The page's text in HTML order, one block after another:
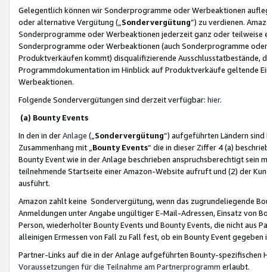
Gelegentlich können wir Sonderprogramme oder Werbeaktionen
oder alternative Vergütung („ Sondervergütung”) zu verdienen.
Sonderprogramme oder Werbeaktionen jederzeit ganz oder
Sonderprogramme oder Werbeaktionen (auch Sonderprogramme
Produktverkäufen kommt) disqualifizierende Ausschlusstatbestände,
Programmdokumentation im Hinblick auf Produktverkäufe geltende
Werbeaktionen.
Folgende Sondervergütungen sind derzeit verfügbar: hier.
(a) Bounty Events
In den in derAnlage („ Sondervergütung“) aufgeführten Ländern
Zusammenhang mit „ Bounty Events“ die in dieser Ziffer 4 (a)
Bounty Event wie in der Anlage beschrieben anspruchsberechtigt sein
teilnehmende Startseite einer Amazon-Website aufruft und (2) der
ausführt.
Amazon zahlt keine Sondervergütung, wenn das zugrundeliegende
Anmeldungen unter Angabe ungültiger E-Mail-Adressen, Einsatz von
Person, wiederholter Bounty Events und Bounty Events, die nicht
alleinigen Ermessen von Fall zu Fall fest, ob ein Bounty Event
Partner-Links auf die in der Anlage aufgeführten Bounty-spezifischen
Voraussetzungen für die Teilnahme am Partnerprogramm erlaubt.